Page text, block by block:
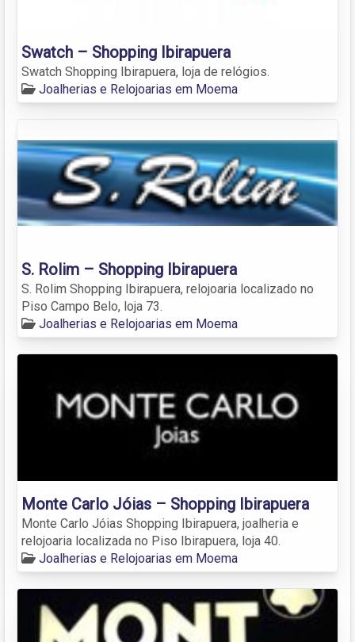
Swatch – Shopping Ibirapuera
Swatch Shopping Ibirapuera, loja de relógios.
Joalherias e Relojoarias em Moema
S. Rolim – Shopping Ibirapuera
S. Rolim Shopping Ibirapuera, relojoaria localizado no
Piso Campo Belo, loja 73.
Joalherias e Relojoarias em Moema
Monte Carlo Jóias – Shopping Ibirapuera
Monte Carlo Jóias Shopping Ibirapuera, joalheria e
relojoaria localizada no Piso Ibirapuera, loja 40.
Joalherias e Relojoarias em Moema